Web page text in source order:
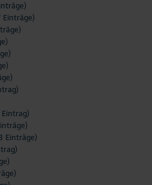
Einträge)
Eintrag)
Einträge)